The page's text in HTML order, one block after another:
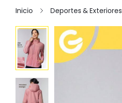
Inicio Deportes & Exteriores